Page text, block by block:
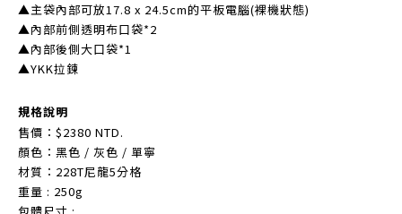
▲主袋內部可放17.8 x 24.5cm的平板電腦(裸機狀態)
▲內部前側透明布口袋*2
▲內部後側大口袋*1
▲YKK拉鍊
規格說明
售價：$2380 NTD.
顏色：黑色 / 灰色 / 單寧
材質：228T尼龍5分格
重量 : 250g